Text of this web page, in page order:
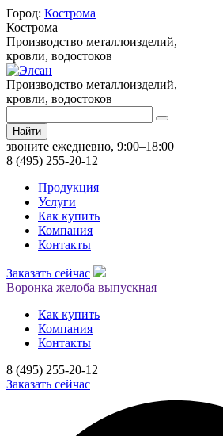
Город: Кострома
Кострома
Производство металлоизделий,
кровли, водостоков
Производство металлоизделий,
кровли, водостоков
Найти
звоните ежедневно, 9:00–18:00
8 (495) 255-20-12
Продукция
Услуги
Как купить
Компания
Контакты
Заказать сейчас
Воронка желоба выпускная
Как купить
Компания
Контакты
8 (495) 255-20-12
Заказать сейчас